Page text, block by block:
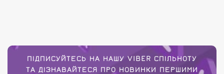
ПІДПИСУЙТЕСЬ НА НАШУ VIBER СПІЛЬНОТУ
ТА ДІЗНАВАЙТЕСЯ ПРО НОВИНКИ ПЕРШИМИ